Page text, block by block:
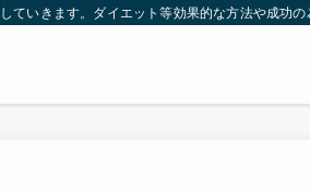
ていきます。ダイエット等効果的な方法や成